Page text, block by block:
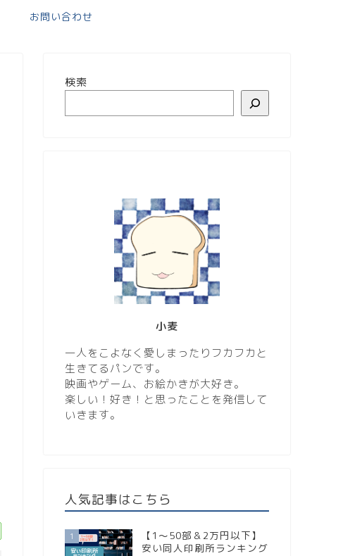
お問い合わせ
検索
小麦
一人をこよなく愛しまったりフカフカと
生きてるパンです。
映画やゲーム、お絵かきが大好き。
楽しい！好き！と思ったことを発信して
いきます。
人気記事はこちら
1
【1〜50部＆2万円以下】
安い同人印刷所ランキング